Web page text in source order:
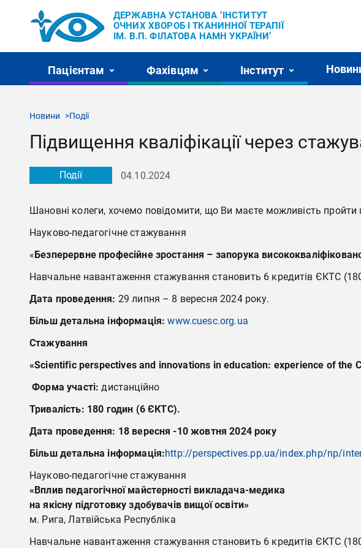
ДЕРЖАВНА УСТАНОВА ‘ІНСТИТУТ
ОЧНИХ ХВОРОБ І ТКАНИННОЇ ТЕРАПІЇ
ІМ. В.П. ФІЛАТОВА НАМН УКРАЇНИ’
Пацієнтам Фахівцям Інститут
Новини Події
Підвищення кваліфікації через
Події 04.10.2024
Шановні колеги, хочемо повідомити, що Ви маєте можливість пройти
Науково-педагогічне стажування
«Безперервне професійне зростання – запорука
Навчальне навантаження стажування становить 6 кредитів ЄКТС
Дата проведення: 29 липня – 8 вересня 2024 року.
Більш детальна інформація: www.cuesc.org.ua
Стажування
«Scientific perspectives and innovations in education: experience of the
Форма участі: дистанційно
Тривалість: 180 годин (6 ЄКТС).
Дата проведення: 18 вересня -10 жовтня 2024 року
Більш детальна інформація:http://perspectives.pp.ua/index.php/np/
Науково-педагогічне стажування
«Вплив педагогічної майстерності викладача-медика
на якісну підготовку здобувачів вищої освіти»
м. Рига, Латвійська Республіка
Навчальне навантаження стажування становить 6 кредитів ЄКТС